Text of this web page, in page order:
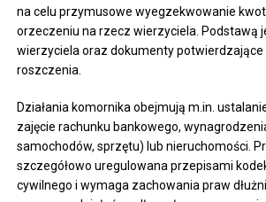
na celu przymusowe wyegzekwowanie
orzeczeniu na rzecz wierzyciela. Podstawą
wierzyciela oraz dokumenty
roszczenia.
Działania komornika obejmują m.in.
zajęcie rachunku bankowego,
samochodów, sprzętu) lub nieruchomości.
szczegółowo uregulowana przepisami
cywilnego i wymaga zachowania praw